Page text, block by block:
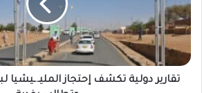
المليـ.ـيشيا
لبعض
سكان
الفاشر
وتطالب
بفديةتقارير دولية تكشف إحتجاز